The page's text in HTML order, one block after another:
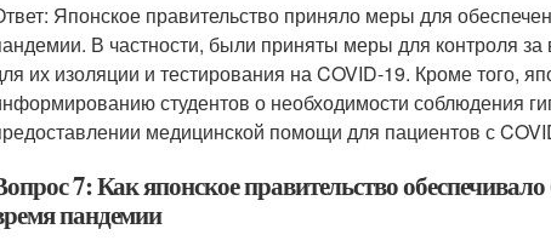
Японское правительство приняло меры для
В частности, были приняты меры для контроля за
их изоляции и тестирования на COVID-19. Кроме того,
студентов о необходимости соблюдения
медицинской помощи для пациентов с
7: Как японское правительство
пандемии